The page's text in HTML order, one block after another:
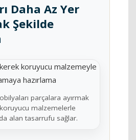
Daha Az Yer
Şekilde
parçalara ayırmak
malzemelerle
alan tasarrufu sağlar.